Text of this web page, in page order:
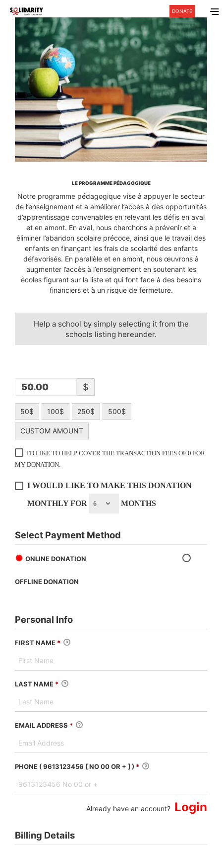
DONATE
LE PROGRAMME PÉDAGOGIQUE
Notre programme pédagogique vise à appuyer le secteur
de l’enseignement et à améliorer l’accès à des opportunités
d’apprentissage convenables en relevant les défis en aval
et en amont. En aval, nous cherchons à prévenir et à
éliminer l’abandon scolaire précoce, ainsi que le travail des
enfants en finançant les frais de scolarité des enfants
défavorisés. En parallèle et en amont, nous œuvrons à
augmenter l’accès à l’enseignement en soutenant les
écoles figurant sur la liste et qui font face à des besoins
financiers et à un risque de fermeture.
Help a school by simply selecting it from the
schools listing hereunder.
$
50$ 100$ 250$ 500$
CUSTOM AMOUNT
I'D LIKE TO HELP COVER THE TRANSACTION FEES OF 0 FOR
MY DONATION.
I WOULD LIKE TO MAKE THIS DONATION
MONTHLY FOR MONTHS
Select Payment Method
ONLINE DONATION
OFFLINE DONATION
Personal Info
FIRST NAME *
LAST NAME *
EMAIL ADDRESS *
PHONE ( 9613123456 [ NO 00 OR + ] ) *
Already have an account? Login
Billing Details